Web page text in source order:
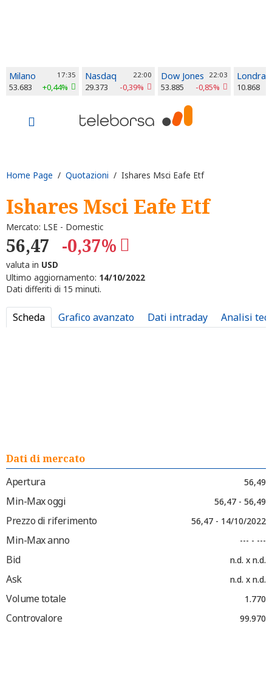
Milano 17:35
53.683 +0,44%
Nasdaq 22:00
29.373 -0,39%
Dow Jones 22:03
53.885 -0,85%
Londra
10.868
Home Page / Quotazioni / Ishares Msci Eafe Etf
Ishares Msci Eafe Etf
Mercato: LSE - Domestic
56,47 -0,37%
valuta in USD
Ultimo aggiornamento: 14/10/2022
Dati differiti di 15 minuti.
Scheda Grafico avanzato Dati intraday Analisi
Dati di mercato
Apertura
56,49
Min-Max oggi 56,47 - 56,49
Prezzo di riferimento 56,47 - 14/10/2022
Min-Max anno --- - ---
Bid n.d. x n.d.
Ask n.d. x n.d.
Volume totale 1.770
Controvalore 99.970